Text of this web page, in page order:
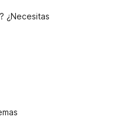
¿Necesitas